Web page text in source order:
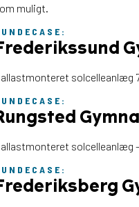
muligt.
solcelleanlæg
solcelleanlæg